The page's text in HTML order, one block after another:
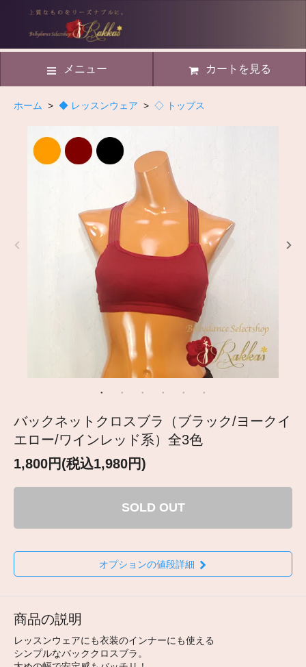
メニュー カートを見る
ホーム > ◆ レッスンウェア > ◇ トップス
バックネットクロスブラ（ブラック/ヨークイ
エロー/ワインレッド系）全3色
1,800円(税込1,980円)
SOLD OUT
オプションの値段詳細
商品の説明
レッスンウェアにも衣装のインナーにも使える
シンプルなバッククロスブラ。